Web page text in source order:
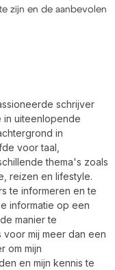
zijn en de aanbevolen
schrijver
in uiteenlopende
in
voor taal,
thema's zoals
reizen en lifestyle.
te informeren en te
informatie op een
manier te
mij meer dan een
om mijn
en mijn kennis te